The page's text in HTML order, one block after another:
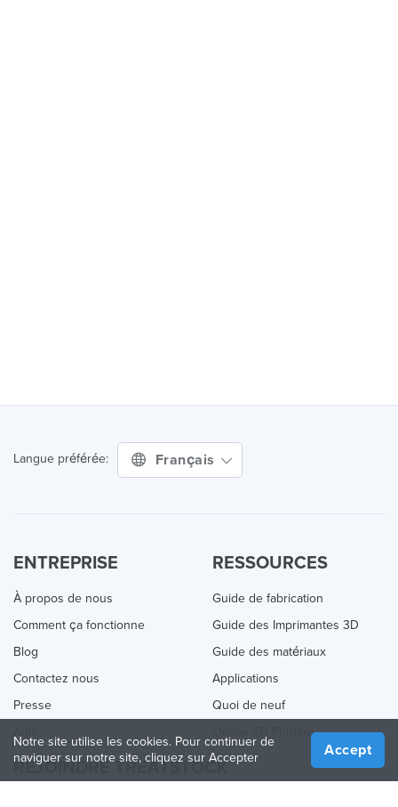
Langue préférée: Français
ENTREPRISE
À propos de nous
Comment ça fonctionne
Blog
Contactez nous
Presse
RESSOURCES
Guide de fabrication
Guide des Imprimantes 3D
Guide des matériaux
Applications
Quoi de neuf
Online 3D Printing
REJOINDRE TREATSTOCK
Notre site utilise les cookies. Pour continuer de
naviguer sur notre site, cliquez sur Accepter
Accept